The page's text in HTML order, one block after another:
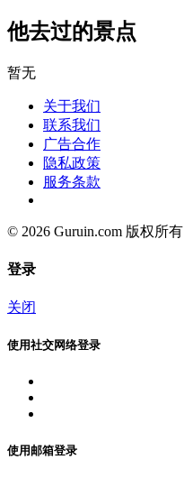
他去过的景点
暂无
关于我们
联系我们
广告合作
隐私政策
服务条款
© 2026 Guruin.com 版权所有
登录
关闭
使用社交网络登录
使用邮箱登录